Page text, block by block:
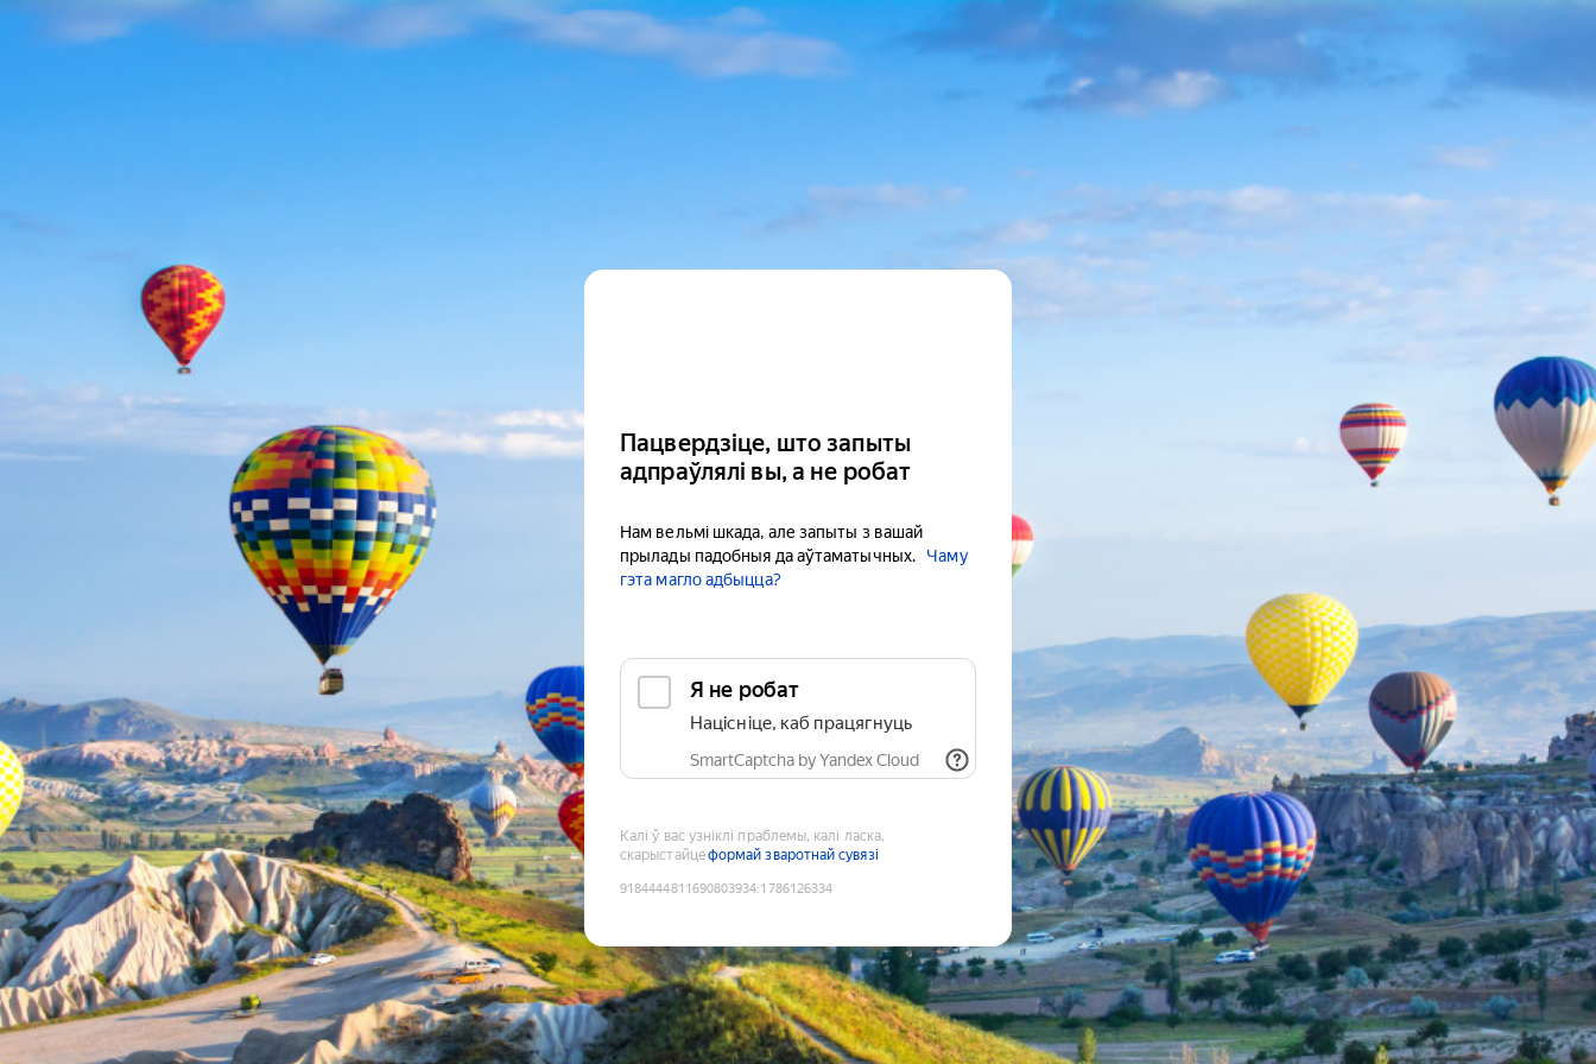
Пацвердзіце, што запыты
адпраўлялі вы, а не робат
Нам вельмі шкада, але запыты з вашай
прылады падобныя да аўтаматычных.
Чаму
гэта магло адбыцца?
Я не робат
Націсніце, каб працягнуць
SmartCaptcha by Yandex Cloud
Калі ў вас узніклі праблемы, калі ласка,
скарыстайцеформай зваротнай сувязі
9184444811690803934:1786126334